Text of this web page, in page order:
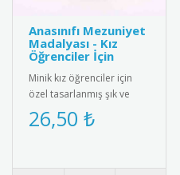
Anasınıfı Mezuniyet
Madalyası - Kız
Öğrenciler İçin
Minik kız öğrenciler için
özel tasarlanmış şık ve
sevimli anasınıfı mezuniyet
madalyası. Kaliteli me..
26,50 ₺